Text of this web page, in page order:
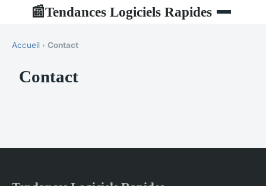
📰Tendances Logiciels Rapides
Accueil › Contact
Contact